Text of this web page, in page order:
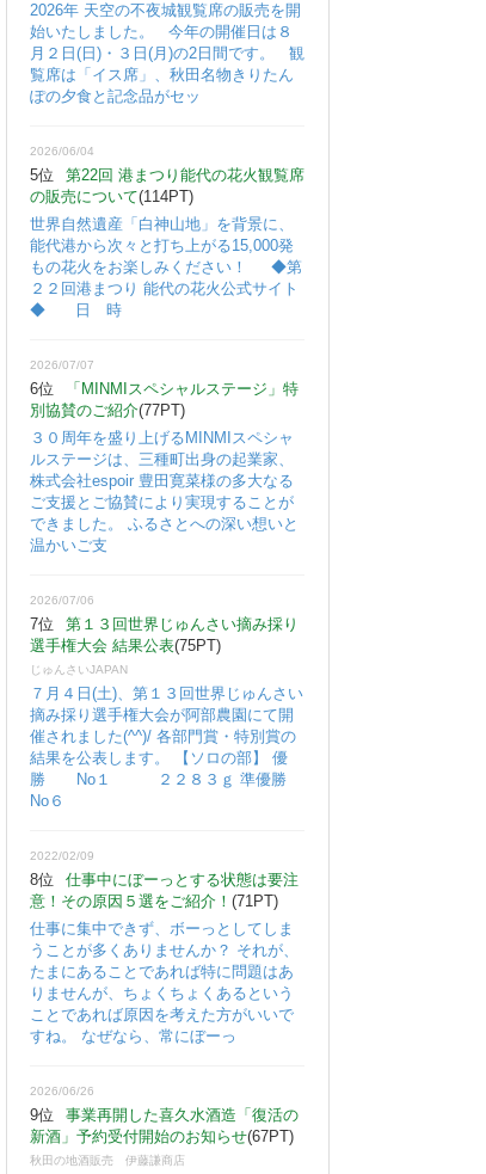
2026年 天空の不夜城観覧席の販売を開
始いたしました。 今年の開催日は８
月２日(日)・３日(月)の2日間です。 観
覧席は「イス席」、秋田名物きりたん
ぽの夕食と記念品がセッ
2026/06/04
5位
第22回 港まつり能代の花火観覧席
の販売について(114PT)
世界自然遺産「白神山地」を背景に、
能代港から次々と打ち上がる15,000発
もの花火をお楽しみください！ ◆第
２２回港まつり 能代の花火公式サイト
◆ 日 時
2026/07/07
6位
「MINMIスペシャルステージ」特
別協賛のご紹介(77PT)
３０周年を盛り上げるMINMIスペシャ
ルステージは、三種町出身の起業家、
株式会社espoir 豊田寛菜様の多大なる
ご支援とご協賛により実現することが
できました。 ふるさとへの深い想いと
温かいご支
2026/07/06
7位
第１３回世界じゅんさい摘み採り
選手権大会 結果公表(75PT)
じゅんさいJAPAN
７月４日(土)、第１３回世界じゅんさい
摘み採り選手権大会が阿部農園にて開
催されました(^^)/ 各部門賞・特別賞の
結果を公表します。 【ソロの部】 優
勝 No１ ２２８３ｇ 準優勝
No６
2022/02/09
8位
仕事中にぼーっとする状態は要注
意！その原因５選をご紹介！ (71PT)
仕事に集中できず、ボーっとしてしま
うことが多くありませんか？ それが、
たまにあることであれば特に問題はあ
りませんが、ちょくちょくあるという
ことであれば原因を考えた方がいいで
すね。 なぜなら、常にぼーっ
2026/06/26
9位
事業再開した喜久水酒造「復活の
新酒」予約受付開始のお知らせ(67PT)
秋田の地酒販売 伊藤謙商店